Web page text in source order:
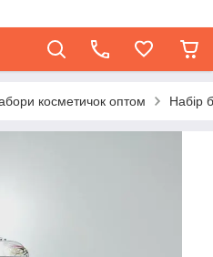
косметичок оптом Набір